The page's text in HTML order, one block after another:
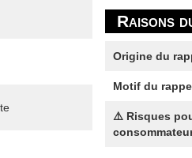
Raisons
Origine du
Motif du
⚠️ Risques